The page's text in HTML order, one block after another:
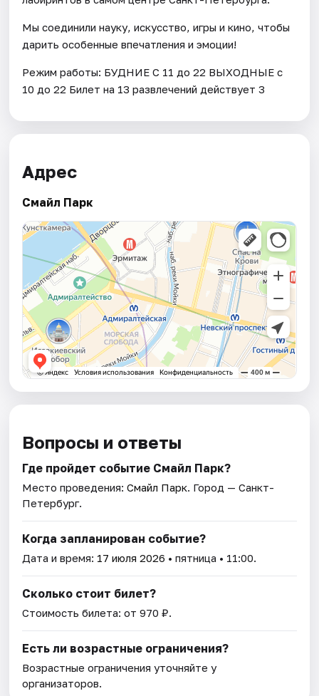
Мы соединили науку, искусство, игры и кино, чтобы
дарить особенные впечатления и эмоции!
Режим работы: БУДНИЕ С 11 до 22 ВЫХОДНЫЕ с
10 до 22 Билет на 13 развлечений действует 3
Адрес
Смайл Парк
Вопросы и ответы
Где пройдет событие Смайл Парк?
Место проведения:Смайл Парк. Город — Санкт-
Петербург.
Когда запланирован событие?
Дата и время: 17 июля 2026 • пятница • 11:00.
Сколько стоит билет?
Стоимость билета: от 970 ₽.
Есть ли возрастные ограничения?
Возрастные ограничения уточняйте у
организаторов.